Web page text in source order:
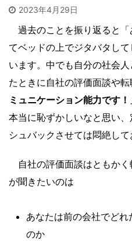
2023年4月29日
過去のことを振り返ると「
てベッドの上でジタバタし
います。中でも自分の社会
たときに自社の評価面談や
ミュニケーション能力です！
本当に恥ずかしいなと思い
シュバックさせては悶絶して
自社の評価面談はともか
が聞きたいのは
あなたは前の会社でど
のか